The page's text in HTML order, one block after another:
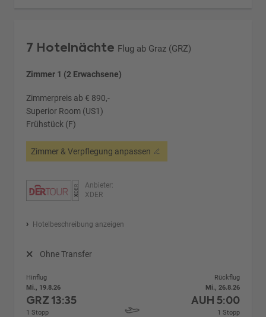
7 Hotelnächte Flug ab Graz (GRZ)
Zimmer 1 (2 Erwachsene)
Zimmerpreis ab € 890,-
Superior Room (US1)
Frühstück (F)
Zimmer & Verpflegung anpassen
Anbieter:
XDER
Hotelbeschreibung anzeigen
Ohne Transfer
Hinflug
Mi., 19.8.26
GRZ13:35
1 Stopp
Rückflug
Mi., 26.8.26
AUH 5:00
1 Stopp